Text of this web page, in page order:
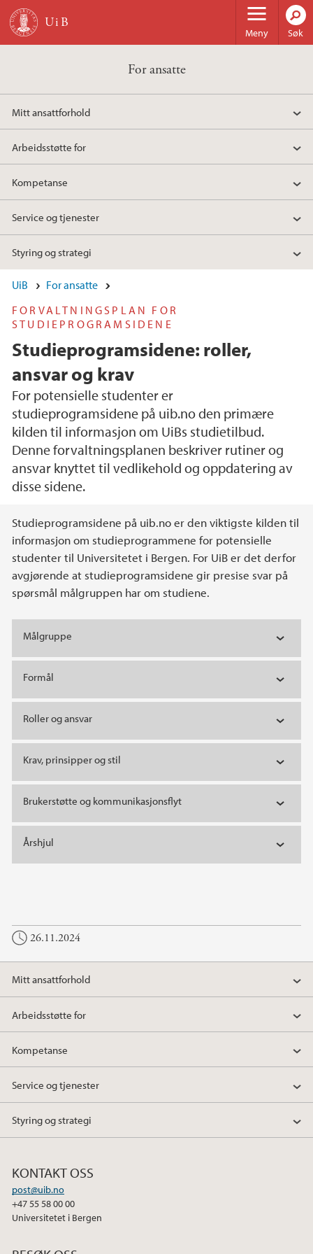
Hopp til hovedinnhold
Meny Søk
For ansatte
Mitt ansattforhold
Arbeidsstøtte for
Kompetanse
Service og tjenester
Styring og strategi
UiB
For ansatte
FORVALTNINGSPLAN FOR
STUDIEPROGRAMSIDENE
Studieprogramsidene: roller,
ansvar og krav
For potensielle studenter er
studieprogramsidene på uib.no den primære
kilden til informasjon om UiBs studietilbud.
Denne forvaltningsplanen beskriver rutiner og
ansvar knyttet til vedlikehold og oppdatering av
disse sidene.
Hovedinnhold
Studieprogramsidene på uib.no er den viktigste kilden til
informasjon om studieprogrammene for potensielle
studenter til Universitetet i Bergen. For UiB er det derfor
avgjørende at studieprogramsidene gir presise svar på
spørsmål målgruppen har om studiene.
Målgruppe
Formål
Roller og ansvar
Krav, prinsipper og stil
Brukerstøtte og kommunikasjonsflyt
Årshjul
26.11.2024
Mitt ansattforhold
Arbeidsstøtte for
Kompetanse
Service og tjenester
Styring og strategi
KONTAKT OSS
post@uib.no
+47 55 58 00 00
Universitetet i Bergen